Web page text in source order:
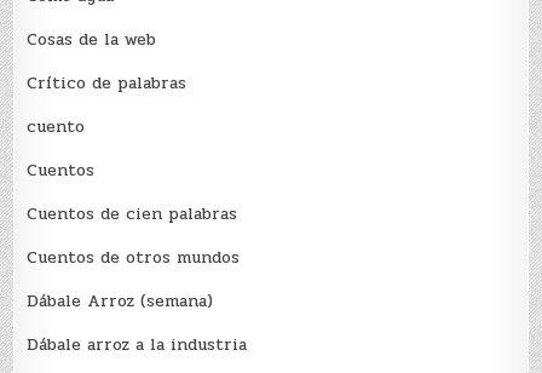
Cosas de la web
Crítico de palabras
cuento
Cuentos
Cuentos de cien palabras
Cuentos de otros mundos
Dábale Arroz (semana)
Dábale arroz a la industria